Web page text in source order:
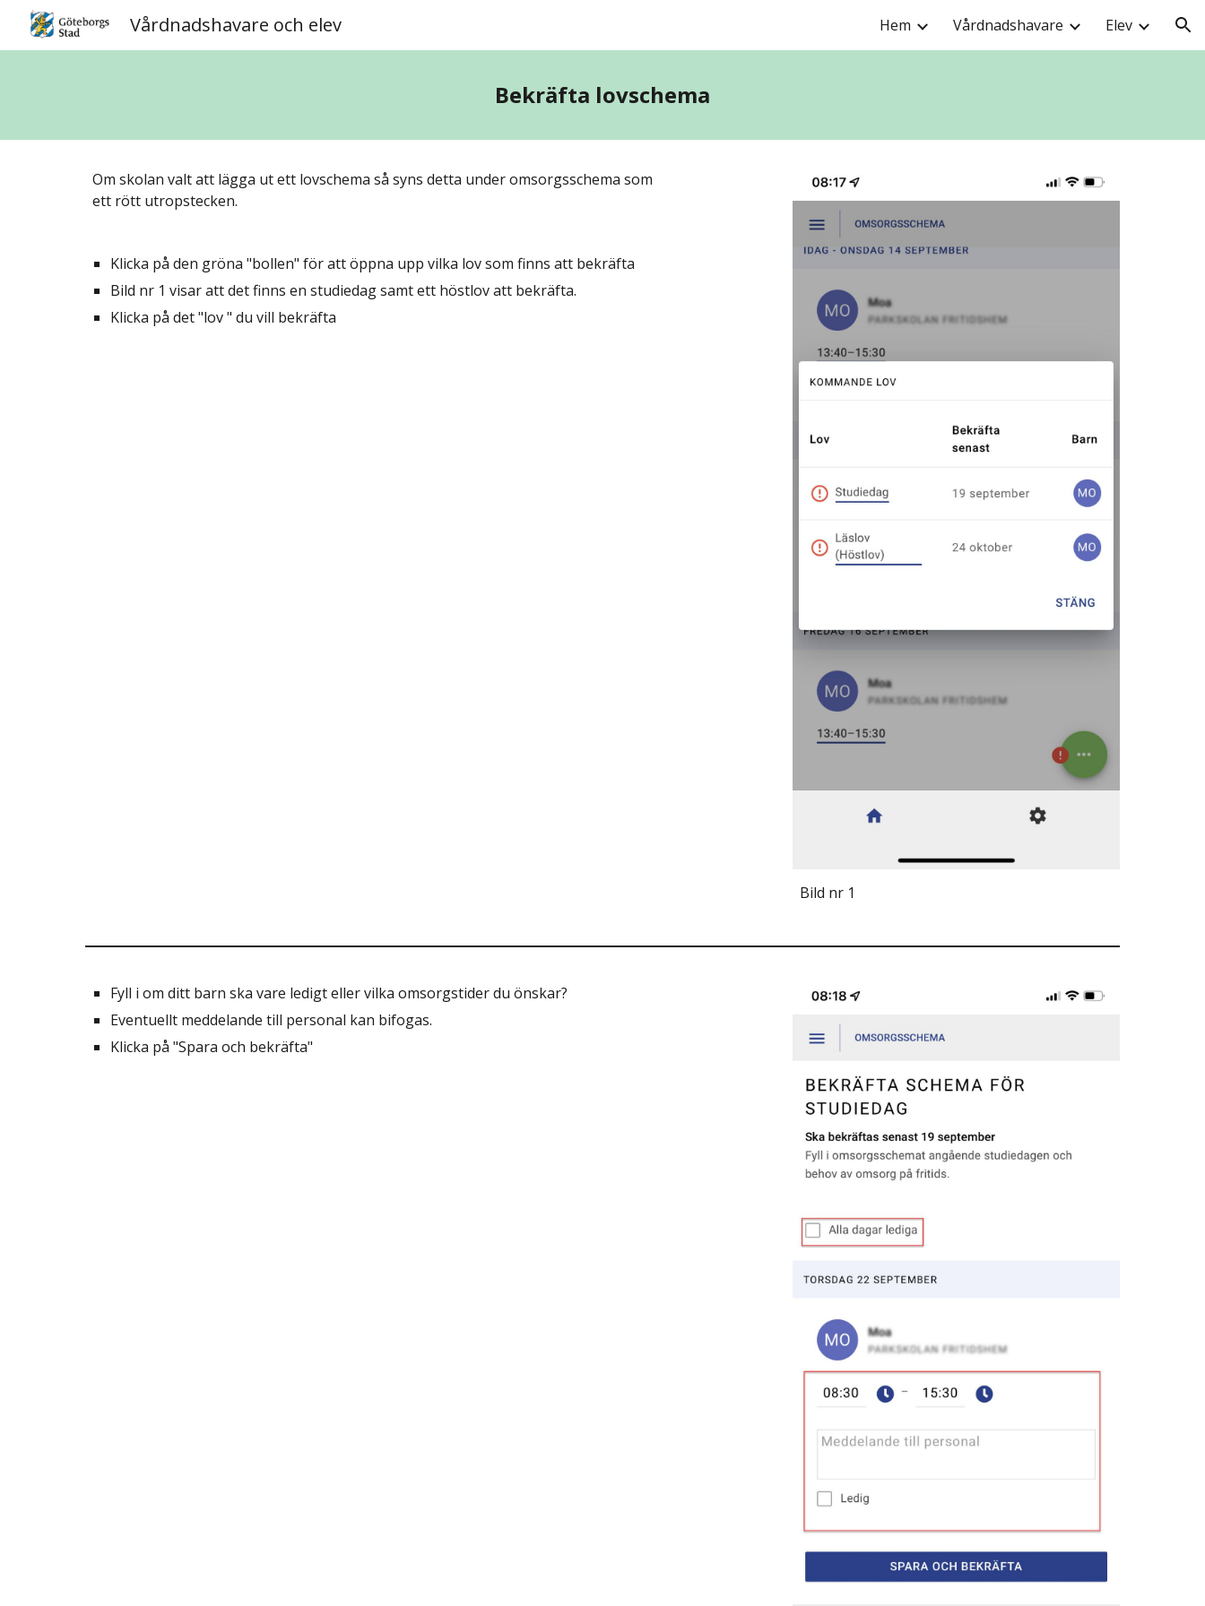
Vårdnadshavare och elev Hem Vårdnadshavare Elev
Bekräfta lovschema
Om skolan valt att lägga ut ett lovschema så syns detta under omsorgsschema som
ett rött utropstecken.
Klicka på den gröna "bollen" för att öppna upp vilka lov som finns att bekräfta
Bild nr 1 visar att det finns en studiedag samt ett höstlov att bekräfta.
Klicka på det "lov " du vill bekräfta
Bild nr 1
Fyll i om ditt barn ska vare ledigt eller vilka omsorgstider du önskar?
Eventuellt meddelande till personal kan bifogas.
Klicka på "Spara och bekräfta"